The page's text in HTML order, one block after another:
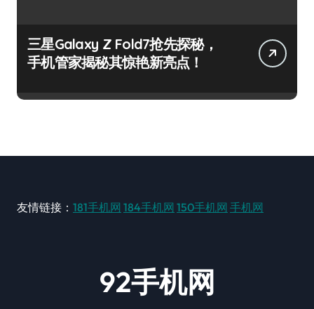
三星Galaxy Z Fold7抢先探秘，
手机管家揭秘其惊艳新亮点！
友情链接： 181手机网 184手机网 150手机网 手机网
92手机网